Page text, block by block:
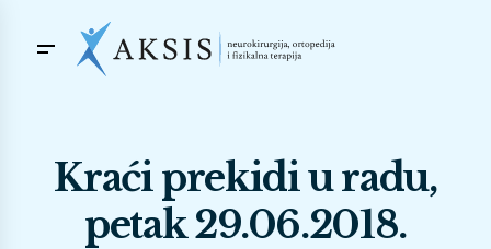
Kraći prekidi u radu,
petak 29.06.2018.